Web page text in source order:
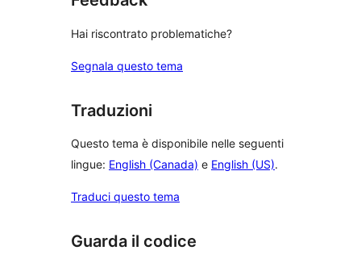
Hai riscontrato problematiche?
Segnala questo tema
Traduzioni
Questo tema è disponibile nelle seguenti
lingue: English (Canada) e English (US).
Traduci questo tema
Guarda il codice